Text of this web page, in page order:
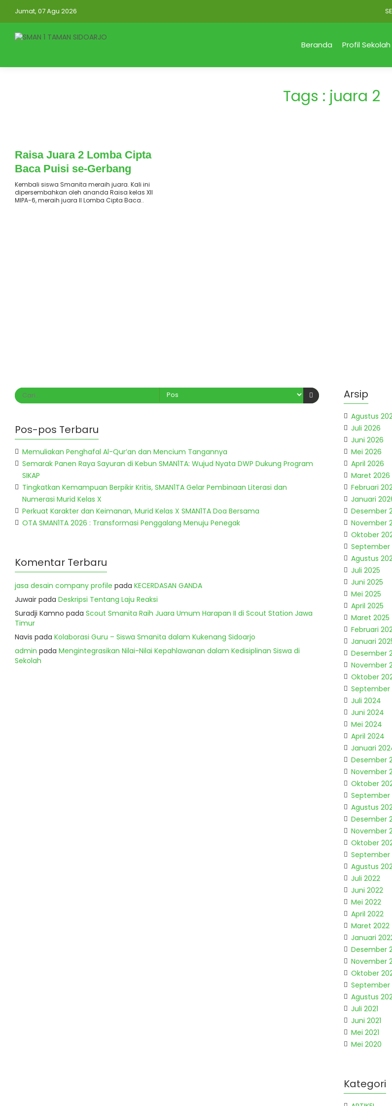
Jumat, 07 Agu 2026
Beranda Profil Sekolah
Tags : juara 2
Raisa Juara 2 Lomba Cipta
Baca Puisi se-Gerbang
Kertasusila
Kembali siswa Smanita meraih juara. Kali ini
dipersembahkan oleh ananda Raisa kelas XII
MIPA-6, meraih juara II Lomba Cipta Baca..
Pos-pos Terbaru
Memuliakan Penghafal Al-Qur’an dan Mencium Tangannya
Semarak Panen Raya Sayuran di Kebun SMAN1TA: Wujud Nyata DWP Dukung Program
SIKAP
Tingkatkan Kemampuan Berpikir Kritis, SMAN1TA Gelar Pembinaan Literasi dan
Numerasi Murid Kelas X
Perkuat Karakter dan Keimanan, Murid Kelas X SMAN1TA Doa Bersama
OTA SMAN1TA 2026 : Transformasi Penggalang Menuju Penegak
Komentar Terbaru
jasa desain company profile pada KECERDASAN GANDA
Juwair pada Deskripsi Tentang Laju Reaksi
Suradji Kamno pada Scout Smanita Raih Juara Umum Harapan II di Scout Station Jawa
Timur
Navis pada Kolaborasi Guru – Siswa Smanita dalam Kukenang Sidoarjo
admin pada Mengintegrasikan Nilai-Nilai Kepahlawanan dalam Kedisiplinan Siswa di
Sekolah
Arsip
Agustus
Juli 2026
Juni 2026
Mei 2026
April 2026
Maret 2026
Februari
Januari
Desember
November
Oktober
September
Agustus
Juli 2025
Juni 2025
Mei 2025
April 2025
Maret 2025
Februari
Januari
Desember
November
Oktober
September
Juli 2024
Juni 2024
Mei 2024
April 2024
Januari
Desember
November
Oktober
September
Agustus
Desember
November
Oktober
September
Agustus
Juli 2022
Juni 2022
Mei 2022
April 2022
Maret 2022
Januari
Desember
November
Oktober
September
Agustus
Juli 2021
Juni 2021
Mei 2021
Mei 2020
Kategori